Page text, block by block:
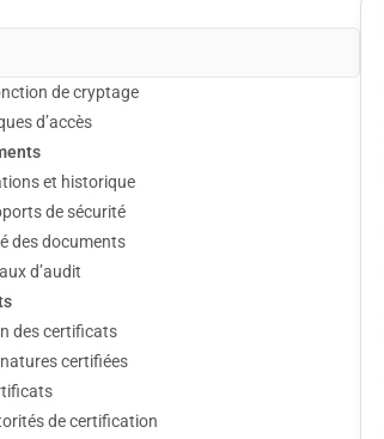
de cryptage
d’accès
et historique
de sécurité
des documents
d’audit
des certificats
certifiées
de certification